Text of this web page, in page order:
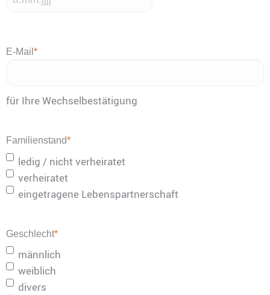
Punkt
E-Mail *
für Ihre Wechselbestätigung
Familienstand*
ledig / nicht verheiratet
verheiratet
eingetragene Lebenspartnerschaft
Geschlecht*
männlich
weiblich
divers